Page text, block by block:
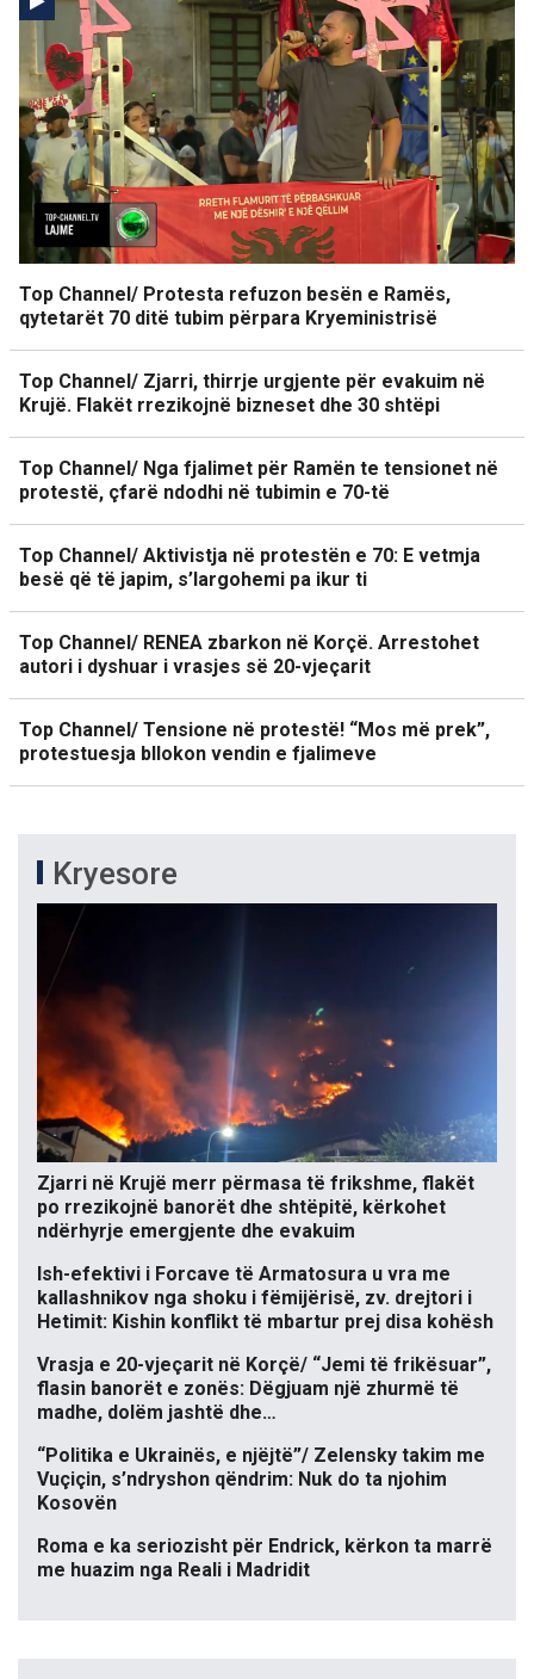
Top Channel/ Protesta refuzon besën e Ramës,
qytetarët 70 ditë tubim përpara Kryeministrisë
Top Channel/ Zjarri, thirrje urgjente për evakuim në
Krujë. Flakët rrezikojnë bizneset dhe 30 shtëpi
Top Channel/ Nga fjalimet për Ramën te tensionet në
protestë, çfarë ndodhi në tubimin e 70-të
Top Channel/ Aktivistja në protestën e 70: E vetmja
besë që të japim, s’largohemi pa ikur ti
Top Channel/ RENEA zbarkon në Korçë. Arrestohet
autori i dyshuar i vrasjes së 20-vjeçarit
Top Channel/ Tensione në protestë! “Mos më prek”,
protestuesja bllokon vendin e fjalimeve
Kryesore
Zjarri në Krujë merr përmasa të frikshme, flakët
po rrezikojnë banorët dhe shtëpitë, kërkohet
ndërhyrje emergjente dhe evakuim
Ish-efektivi i Forcave të Armatosura u vra me
kallashnikov nga shoku i fëmijërisë, zv. drejtori i
Hetimit: Kishin konflikt të mbartur prej disa kohësh
Vrasja e 20-vjeçarit në Korçë/ “Jemi të frikësuar”,
flasin banorët e zonës: Dëgjuam një zhurmë të
madhe, dolëm jashtë dhe…
“Politika e Ukrainës, e njëjtë”/ Zelensky takim me
Vuçiçin, s’ndryshon qëndrim: Nuk do ta njohim
Kosovën
Roma e ka seriozisht për Endrick, kërkon ta marrë
me huazim nga Reali i Madridit